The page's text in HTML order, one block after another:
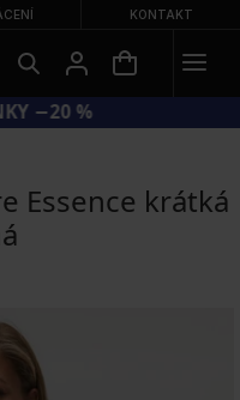
KONTAKT
−20 %
Essence krátká